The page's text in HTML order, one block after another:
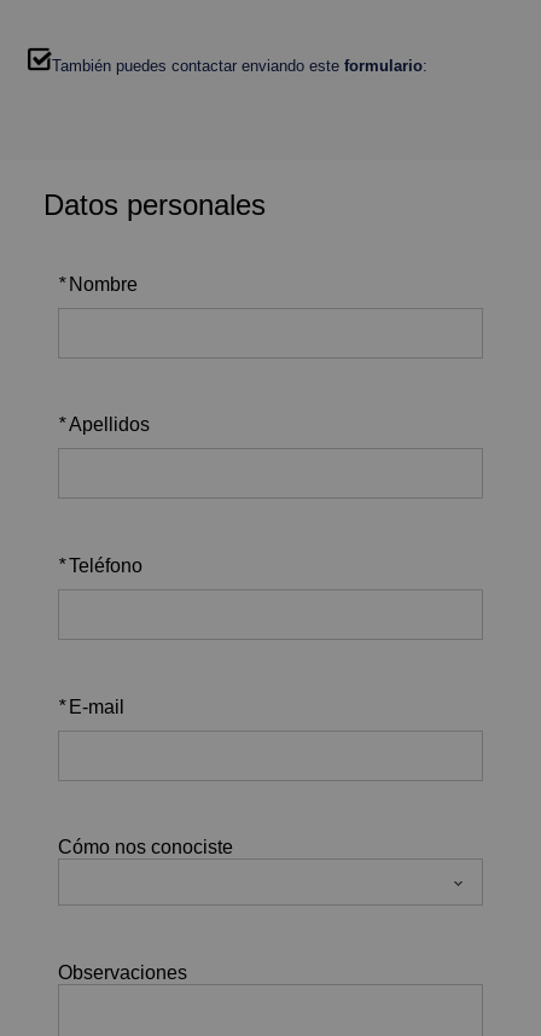
También puedes contactar enviando este formulario:
Datos personales
* Nombre
*Apellidos
*Teléfono
* E-mail
Cómo nos conociste
Observaciones